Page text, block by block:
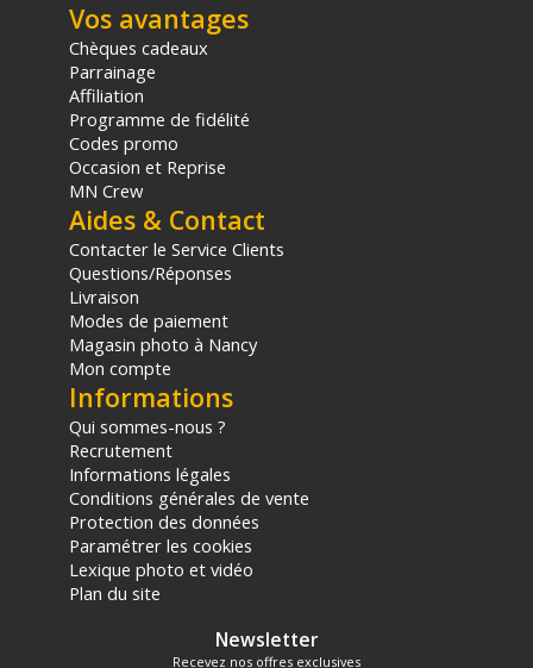
Vos avantages
Chèques cadeaux
Parrainage
Affiliation
Programme de fidélité
Codes promo
Occasion et Reprise
MN Crew
Aides & Contact
Contacter le Service Clients
Questions/Réponses
Livraison
Modes de paiement
Magasin photo à Nancy
Mon compte
Informations
Qui sommes-nous ?
Recrutement
Informations légales
Conditions générales de vente
Protection des données
Paramétrer les cookies
Lexique photo et vidéo
Plan du site
Newsletter
Recevez nos offres exclusives